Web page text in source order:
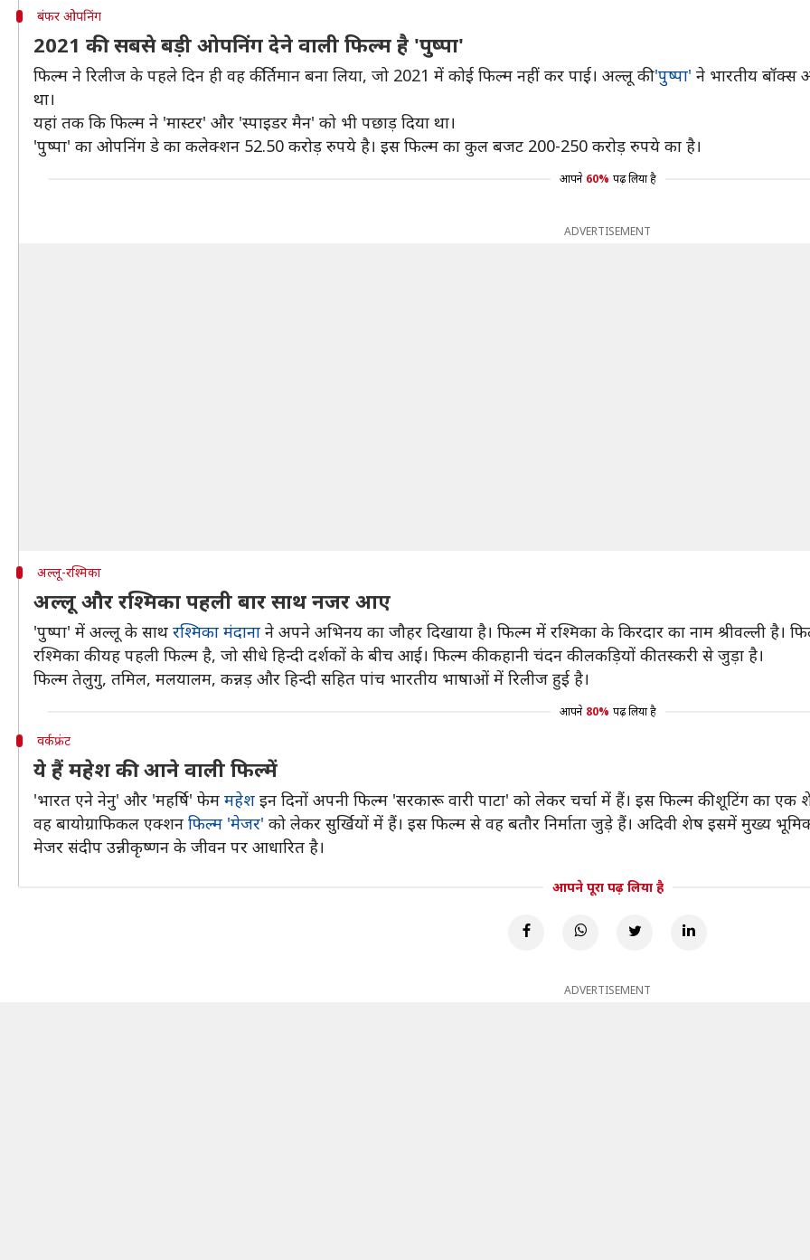
बंफर ओपनिंग
2021 की सबसे बड़ी ओपनिंग देने वाली फिल्म है 'पुष्पा'
फिल्म ने रिलीज के पहले दिन ही वह कीर्तिमान बना लिया, जो 2021 में कोई फिल्म नहीं कर पाई। अल्लू की'पुष्पा' ने भारतीय
था।
यहां तक कि फिल्म ने 'मास्टर' और 'स्पाइडर मैन' को भी पछाड़ दिया था।
'पुष्पा' का ओपनिंग डे का कलेक्शन 52.50 करोड़ रुपये है। इस फिल्म का कुल बजट 200-250 करोड़ रुपये का है।
आपने 60% पढ़ लिया है
ADVERTISEMENT
अल्लू-रश्मिका
अल्लू और रश्मिका पहली बार साथ नजर आए
'पुष्पा' में अल्लू के साथ रश्मिका मंदाना ने अपने अभिनय का जौहर दिखाया है। फिल्म में रश्मिका के किरदार का नाम श्रीवल्ली
रश्मिका की यह पहली फिल्म है, जो सीधे हिन्दी दर्शकों के बीच आई। फिल्म की कहानी चंदन की लकड़ियों की तस्करी से जुड़ा है।
फिल्म तेलुगु, तमिल, मलयालम, कन्नड़ और हिन्दी सहित पांच भारतीय भाषाओं में रिलीज हुई है।
आपने 80% पढ़ लिया है
वर्कफ्रंट
ये हैं महेश की आने वाली फिल्में
'भारत एने नेनु' और 'महर्षि' फेम महेश इन दिनों अपनी फिल्म 'सरकारू वारी पाटा' को लेकर चर्चा में हैं। इस फिल्म की शूटिंग का
वह बायोग्राफिकल एक्शन फिल्म 'मेजर' को लेकर सुर्खियों में हैं। इस फिल्म से वह बतौर निर्माता जुड़े हैं। अदिवी शेष इसमें मुख्य
मेजर संदीप उन्नीकृष्णन के जीवन पर आधारित है।
आपने पूरा पढ़ लिया है
ADVERTISEMENT